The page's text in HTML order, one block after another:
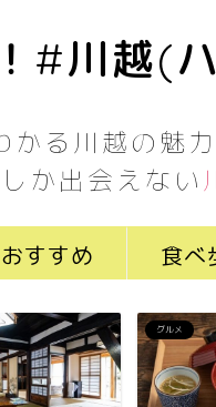
#川越(
る川越の魅力
か出会えない
すすめ 食べ
グルメ